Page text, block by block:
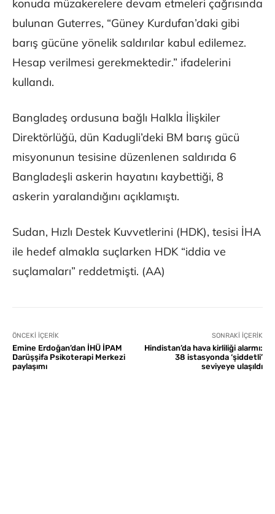
konuda müzakerelere devam etmeleri çağrısında
bulunan Guterres, “Güney Kurdufan’daki gibi
barış gücüne yönelik saldırılar kabul edilemez.
Hesap verilmesi gerekmektedir.” ifadelerini
kullandı.
Bangladeş ordusuna bağlı Halkla İlişkiler
Direktörlüğü, dün Kadugli’deki BM barış gücü
misyonunun tesisine düzenlenen saldırıda 6
Bangladeşli askerin hayatını kaybettiği, 8
askerin yaralandığını açıklamıştı.
Sudan, Hızlı Destek Kuvvetlerini (HDK), tesisi İHA
ile hedef almakla suçlarken HDK “iddia ve
suçlamaları” reddetmişti. (AA)
ÖNCEKI İÇERIK
Emine Erdoğan’dan İHÜ İPAM
Darüşşifa Psikoterapi Merkezi
paylaşımı
SONRAKI İÇERIK
Hindistan’da hava kirliliği alarmı:
38 istasyonda ‘şiddetli’
seviyeye ulaşıldı